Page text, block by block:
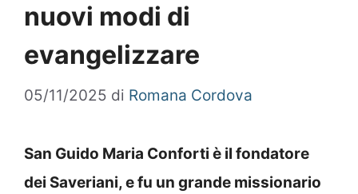
nuovi modi di
evangelizzare
05/11/2025 di Romana Cordova
San Guido Maria Conforti è il fondatore
dei Saveriani, e fu un grande missionario